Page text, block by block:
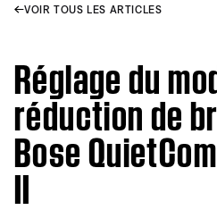
VOIR TOUS LES ARTICLES
Réglage du
réduction de
Bose
II